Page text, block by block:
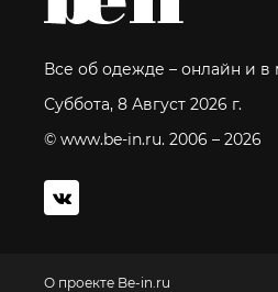
Все об одежде – онлайн и в
Суббота, 8 Август 2026 г.
© www.be-in.ru. 2006 – 2026
О проекте Be-in.ru